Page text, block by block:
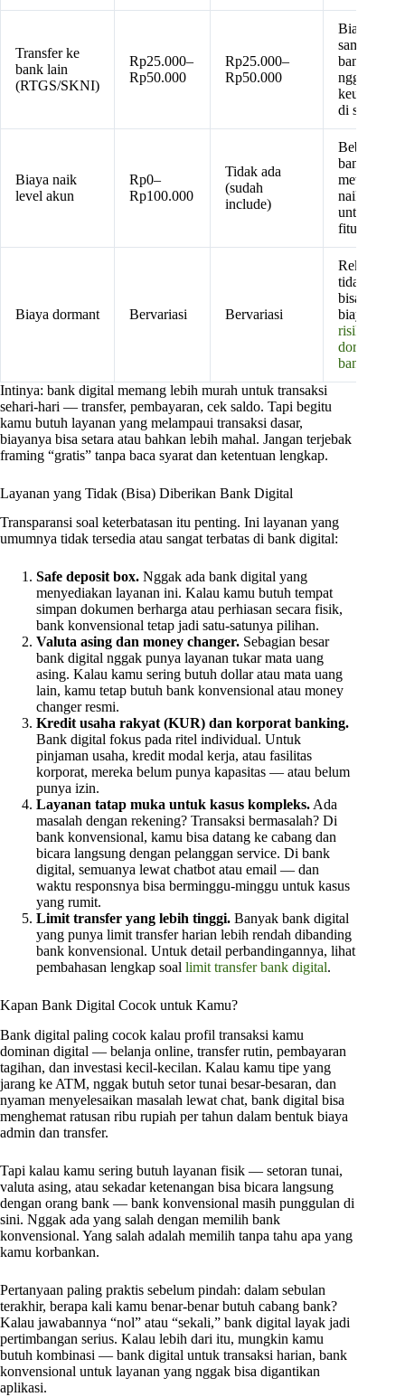
Transfer ke
bank lain
(RTGS/SKNI)
Rp25.000–
Rp50.000
Rp25.000–
Rp50.000
Biaya ini
sama —
bank digital
nggak
keunggulan
di sini
Biaya naik
level akun
Rp0–
Rp100.000
Tidak ada
(sudah
include)
Beberapa
bank digital
naik level
untuk akses
fitur penuh
Biaya dormant Bervariasi Bervariasi
Rekening
tidak aktif
bisa kena
biaya —
risiko biaya
dormant di
bank digital
Intinya: bank digital memang lebih murah untuk transaksi
sehari-hari — transfer, pembayaran, cek saldo. Tapi begitu
kamu butuh layanan yang melampaui transaksi dasar,
biayanya bisa setara atau bahkan lebih mahal. Jangan terjebak
framing “gratis” tanpa baca syarat dan ketentuan lengkap.
Layanan yang Tidak (Bisa) Diberikan Bank Digital
Transparansi soal keterbatasan itu penting. Ini layanan yang
umumnya tidak tersedia atau sangat terbatas di bank digital:
Safe deposit box. Nggak ada bank digital yang
menyediakan layanan ini. Kalau kamu butuh tempat
simpan dokumen berharga atau perhiasan secara fisik,
bank konvensional tetap jadi satu-satunya pilihan.
Valuta asing dan money changer. Sebagian besar
bank digital nggak punya layanan tukar mata uang
asing. Kalau kamu sering butuh dollar atau mata uang
lain, kamu tetap butuh bank konvensional atau money
changer resmi.
Kredit usaha rakyat (KUR) dan korporat banking.
Bank digital fokus pada ritel individual. Untuk
pinjaman usaha, kredit modal kerja, atau fasilitas
korporat, mereka belum punya kapasitas — atau belum
punya izin.
Layanan tatap muka untuk kasus kompleks.Ada
masalah dengan rekening? Transaksi bermasalah? Di
bank konvensional, kamu bisa datang ke cabang dan
bicara langsung dengan pelanggan service. Di bank
digital, semuanya lewat chatbot atau email — dan
waktu responsnya bisa berminggu-minggu untuk kasus
yang rumit.
Limit transfer yang lebih tinggi. Banyak bank digital
yang punya limit transfer harian lebih rendah dibanding
bank konvensional. Untuk detail perbandingannya, lihat
pembahasan lengkap soal limit transfer bank digital.
Kapan Bank Digital Cocok untuk Kamu?
Bank digital paling cocok kalau profil transaksi kamu
dominan digital — belanja online, transfer rutin, pembayaran
tagihan, dan investasi kecil-kecilan. Kalau kamu tipe yang
jarang ke ATM, nggak butuh setor tunai besar-besaran, dan
nyaman menyelesaikan masalah lewat chat, bank digital bisa
menghemat ratusan ribu rupiah per tahun dalam bentuk biaya
admin dan transfer.
Tapi kalau kamu sering butuh layanan fisik — setoran tunai,
valuta asing, atau sekadar ketenangan bisa bicara langsung
dengan orang bank — bank konvensional masih punggulan di
sini. Nggak ada yang salah dengan memilih bank
konvensional. Yang salah adalah memilih tanpa tahu apa yang
kamu korbankan.
Pertanyaan paling praktis sebelum pindah: dalam sebulan
terakhir, berapa kali kamu benar-benar butuh cabang bank?
Kalau jawabannya “nol” atau “sekali,” bank digital layak jadi
pertimbangan serius. Kalau lebih dari itu, mungkin kamu
butuh kombinasi — bank digital untuk transaksi harian, bank
konvensional untuk layanan yang nggak bisa digantikan
aplikasi.